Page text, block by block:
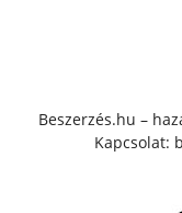
Beszerzés.hu –
Kapcsolat: